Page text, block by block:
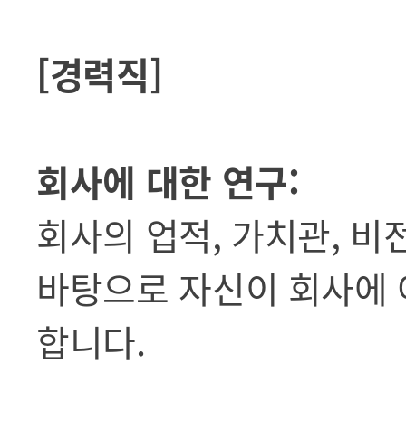
[경력직]
회사에 대한 연구:
회사의 업적, 가치관, 비
바탕으로 자신이 회사
합니다.